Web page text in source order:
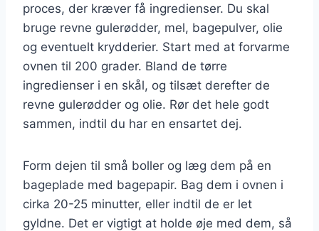
proces, der kræver få ingredienser. Du skal
bruge revne gulerødder, mel, bagepulver, olie
og eventuelt krydderier. Start med at forvarme
ovnen til 200 grader. Bland de tørre
ingredienser i en skål, og tilsæt derefter de
revne gulerødder og olie. Rør det hele godt
sammen, indtil du har en ensartet dej.
Form dejen til små boller og læg dem på en
bageplade med bagepapir. Bag dem i ovnen i
cirka 20-25 minutter, eller indtil de er let
gyldne. Det er vigtigt at holde øje med dem, så